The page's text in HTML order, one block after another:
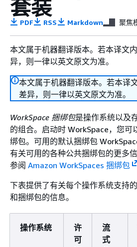
套装
PDF RSS Markdown 聚焦
本文属于机器翻译版本。若本译文
异，则一律以英文原文为准。
本文属于机器翻译版本。若本译
差异，则一律以英文原文为准。
WorkSpace 捆绑包是操作系统以及
的组合。启动时 WorkSpace，您可
绑包。可用的默认捆绑包
有关可用的各种公共捆绑包的更多
参阅 Amazon WorkSpaces 捆绑包
下表提供了有关每个操作系统支持
和捆绑包的信息。
操作系统
许
可
流
式